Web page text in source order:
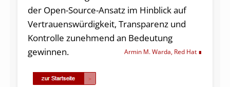
der Open-Source-Ansatz im Hinblick auf
Vertrauenswürdigkeit, Transparenz und
Kontrolle zunehmend an Bedeutung
gewinnen.
Armin M. Warda, Red Hat